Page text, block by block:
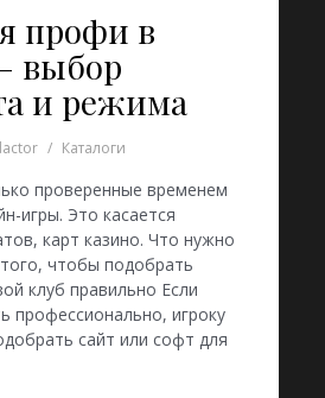
профи в
выбор
и режима
Каталоги
проверенные временем
игры. Это касается
карт казино. Что нужно
чтобы подобрать
клуб правильно Если
профессионально, игроку
сайт или софт для